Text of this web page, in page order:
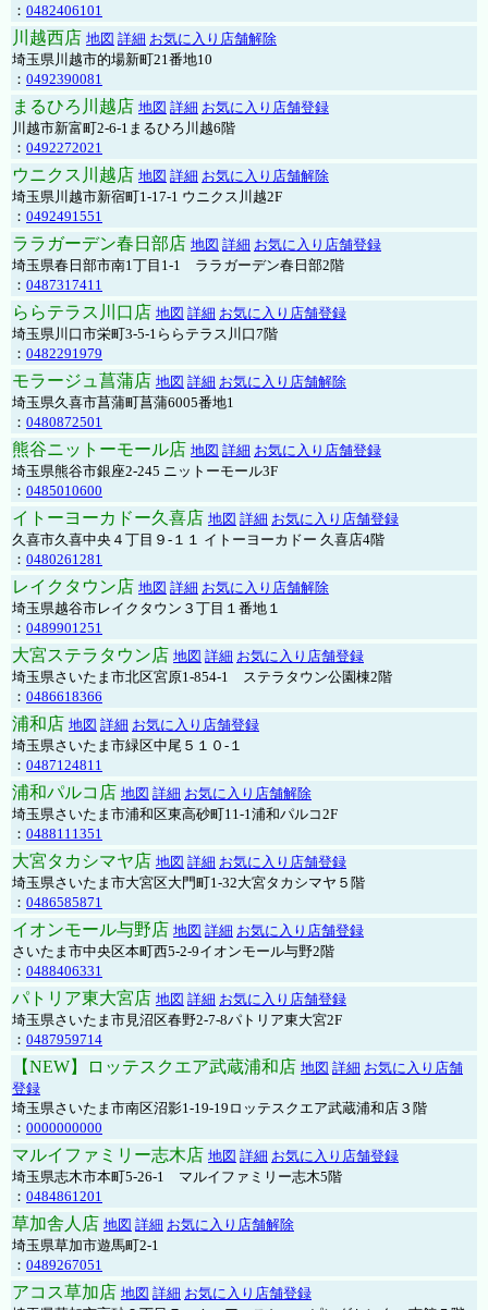
： 0482406101
川越西店 地図 詳細 お気に入り店舗解除
埼玉県川越市的場新町21番地10
： 0492390081
まるひろ川越店 地図 詳細 お気に入り店舗登録
川越市新富町2-6-1まるひろ川越6階
： 0492272021
ウニクス川越店 地図 詳細 お気に入り店舗解除
埼玉県川越市新宿町1-17-1 ウニクス川越2F
： 0492491551
ララガーデン春日部店 地図 詳細 お気に入り店舗登録
埼玉県春日部市南1丁目1-1 ララガーデン春日部2階
： 0487317411
ららテラス川口店 地図 詳細 お気に入り店舗登録
埼玉県川口市栄町3-5-1ららテラス川口7階
： 0482291979
モラージュ菖蒲店 地図 詳細 お気に入り店舗解除
埼玉県久喜市菖蒲町菖蒲6005番地1
： 0480872501
熊谷ニットーモール店 地図 詳細 お気に入り店舗登録
埼玉県熊谷市銀座2-245 ニットーモール3F
： 0485010600
イトーヨーカドー久喜店 地図 詳細 お気に入り店舗登録
久喜市久喜中央４丁目９-１１ イトーヨーカドー 久喜店4階
： 0480261281
レイクタウン店 地図 詳細 お気に入り店舗解除
埼玉県越谷市レイクタウン３丁目１番地１
： 0489901251
大宮ステラタウン店 地図 詳細 お気に入り店舗登録
埼玉県さいたま市北区宮原1-854-1 ステラタウン公園棟2階
： 0486618366
浦和店 地図 詳細 お気に入り店舗登録
埼玉県さいたま市緑区中尾５１０-１
： 0487124811
浦和パルコ店 地図 詳細 お気に入り店舗解除
埼玉県さいたま市浦和区東高砂町11-1浦和パルコ2F
： 0488111351
大宮タカシマヤ店 地図 詳細 お気に入り店舗登録
埼玉県さいたま市大宮区大門町1-32大宮タカシマヤ５階
： 0486585871
イオンモール与野店 地図 詳細 お気に入り店舗登録
さいたま市中央区本町西5-2-9イオンモール与野2階
： 0488406331
パトリア東大宮店 地図 詳細 お気に入り店舗登録
埼玉県さいたま市見沼区春野2-7-8パトリア東大宮2F
： 0487959714
【NEW】ロッテスクエア武蔵浦和店 地図 詳細 お気に入り店舗
登録
埼玉県さいたま市南区沼影1-19-19ロッテスクエア武蔵浦和店３階
： 0000000000
マルイファミリー志木店 地図 詳細 お気に入り店舗登録
埼玉県志木市本町5-26-1 マルイファミリー志木5階
： 0484861201
草加舎人店 地図 詳細 お気に入り店舗解除
埼玉県草加市遊馬町2-1
： 0489267051
アコス草加店 地図 詳細 お気に入り店舗登録